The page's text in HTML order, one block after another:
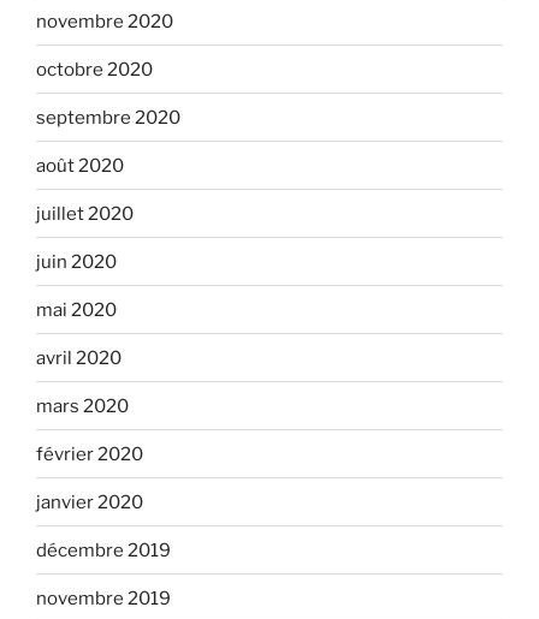
novembre 2020
octobre 2020
septembre 2020
août 2020
juillet 2020
juin 2020
mai 2020
avril 2020
mars 2020
février 2020
janvier 2020
décembre 2019
novembre 2019